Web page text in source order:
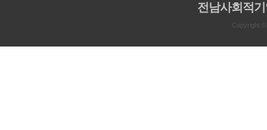
전남사회적
Copyright